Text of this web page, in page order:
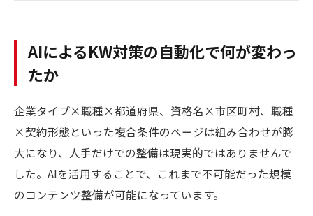
AIによるKW対策の自動化で何が変わっ
たか
企業タイプ×職種×都道府県、資格名×市区町村、職種
×契約形態といった複合条件のページは組み合わせが膨
大になり、人手だけでの整備は現実的ではありませんで
した。AIを活用することで、これまで不可能だった規模
のコンテンツ整備が可能になっています。